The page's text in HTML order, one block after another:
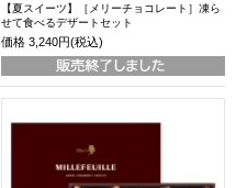
【夏スイーツ】［メリーチョコレート］凍ら
せて食べるデザートセット
価格 3,240円(税込)